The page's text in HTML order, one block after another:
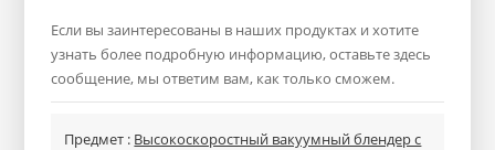
Если вы заинтересованы в наших продуктах и хотите
узнать более подробную информацию, оставьте здесь
сообщение, мы ответим вам, как только сможем.
Предмет : Высокоскоростный вакуумный блендер с